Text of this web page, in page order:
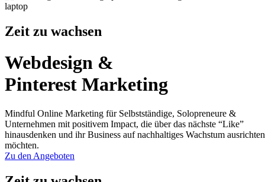
Zeit zu wachsen
Webdesign &
Pinterest Marketing
Mindful Online Marketing für Selbstständige, Solopreneure &
Unternehmen mit positivem Impact, die über das nächste “Like”
hinausdenken und ihr Business auf nachhaltiges Wachstum ausrichten
möchten.
Zu den Angeboten